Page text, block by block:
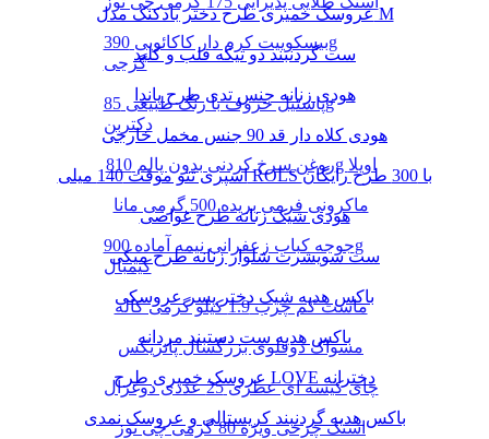
بیسکوییت کرم دار کاکائویی 390g
گرجی
پاستیل حروف با رنگ طبیعی 85g
دکتربن
روغن سرخ کردنی بدون پالم 810g اویلا
ماکرونی فرمی بریده 500 گرمی مانا
جوجه کباب زعفرانی نیمه آماده 900g
کیمبال
ماست کم چرب 1.9 کیلو گرمی کاله
مسواک دوقلوی بزرگسال پاتریکس
چای کیسه ای عطری 25 عددی دوغزال
اسنک چرخی ویژه 80 گرمی چی توز
عروسک خمیری طرح دختر بادکنک مدل M
ست گردنبند دو تیکه قلب و کلید
هودی زنانه جنس تدی طرح پاندا
هودی کلاه دار قد 90 جنس مخمل خارجی
اسپری تتو موقت 140 میلی ROLS با 300 طرح رایگان
هودی شیک زنانه طرح غواصی
ست سویشرت شلوار زنانه طرح میکی
باکس هدیه شیک دختر پسر عروسکی
باکس هدیه ست دستبند مردانه
عروسک خمیری طرح LOVE دخترانه
باکس هدیه گردنبند کریستالی و عروسک نمدی